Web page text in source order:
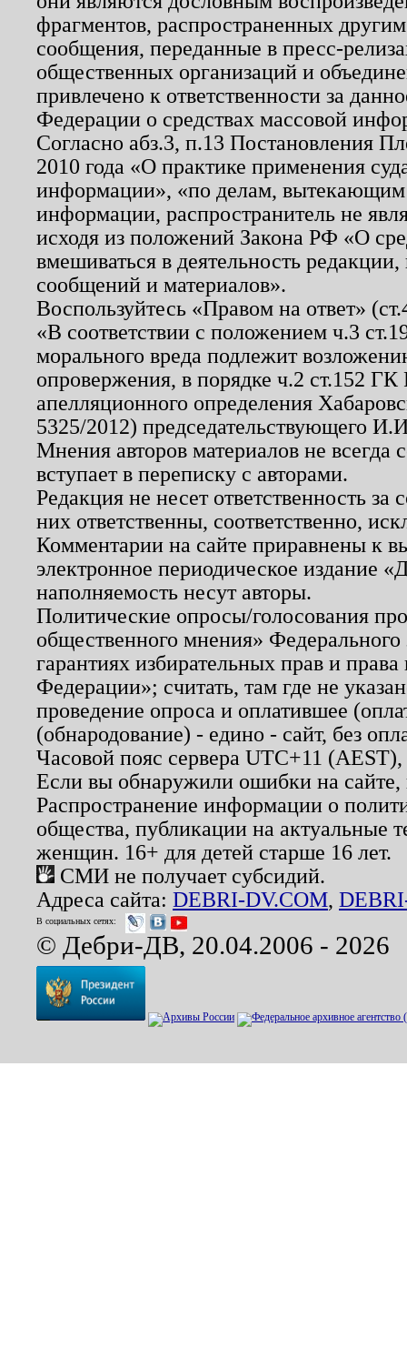
фрагментов, распространенных
сообщения, переданные в пресс-
общественных организаций и
привлечено к ответственности за
Федерации о средствах массовой
Согласно абз.3, п.13 Постановления
2010 года «О практике применения
информации», «по делам, вытекающим
информации, распространитель не
исходя из положений Закона РФ «О
вмешиваться в деятельность
сообщений и материалов».
Воспользуйтесь «Правом на ответ»
«В соответствии с положением ч.3
морального вреда подлежит
опровержения, в порядке ч.2 ст.152
апелляционного определения
5325/2012) председательствующего
Мнения авторов материалов не
вступает в переписку с авторами.
Редакция не несет ответственность
них ответственны, соответственно,
Комментарии на сайте приравнены к
электронное периодическое издание
наполняемость несут авторы.
Политические опросы/голосования
общественного мнения»
гарантиях избирательных прав и
Федерации»; считать, там где не
проведение опроса и оплатившее
(обнародование) - едино - сайт, без
Часовой пояс сервера UTC+11
Если вы обнаружили ошибки на
Распространение информации о
общества, публикации на актуальные
женщин. 16+ для детей старше 16 лет.
СМИ не получает субсидий.
Адреса сайта: DEBRI-DV.COM,
В социальных сетях:
© Дебри-ДВ, 20.04.2006 - 2026